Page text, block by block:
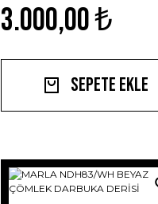
3.000,00 ₺
Sepete Ekle